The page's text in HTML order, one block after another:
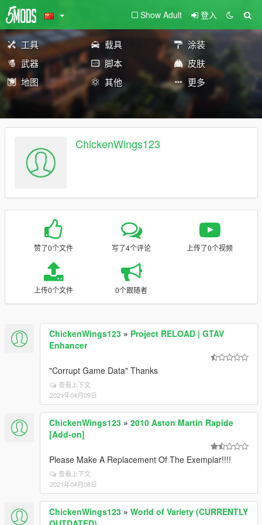
Show Adult 登入
工具 载具
涂装
武器
脚本
皮肤
地图
其他 更多
ChickenWings123
赞了0个文件 写了4个评论 上传了0个视频
上传0个文件 0个跟随者
ChickenWings123 » Project RELOAD | GTAV
Enhancer
"Corrupt Game Data" Thanks
查看上下文
2021年04月09日
ChickenWings123 » 2010 Aston Martin Rapide
[Add-on]
Please Make A Replacement Of The Exemplar!!!!
查看上下文
2021年04月08日
ChickenWings123 » World of Variety (CURRENTLY